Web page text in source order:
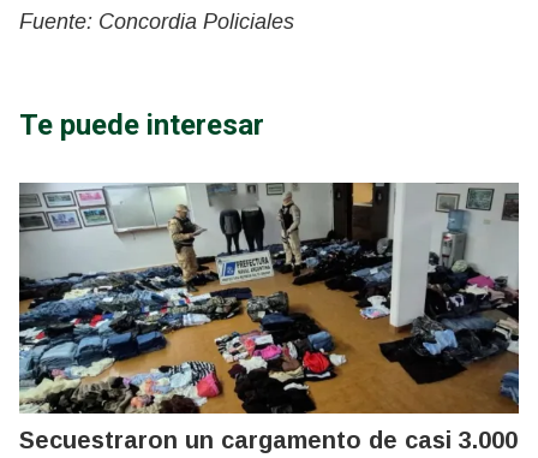
Fuente: Concordia Policiales
Te puede interesar
Secuestraron un cargamento de casi 3.000